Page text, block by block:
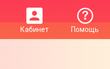
Помощь
Кабинет